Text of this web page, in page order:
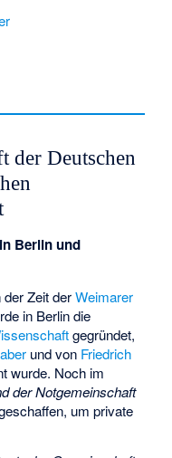
der Deutschen
Berlin und
der Zeit derWeimarer
in Berlin die
gegründet,
und von Friedrich
wurde. Noch im
der Notgemeinschaft
um private